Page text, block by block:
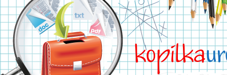
kopilka